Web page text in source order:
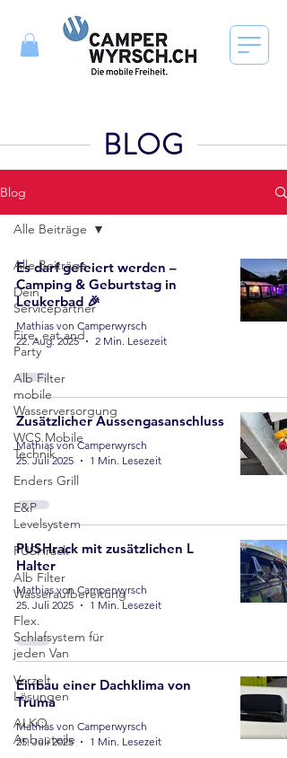
BLOG
Blog
Alle Beiträge
Dein
Servicepartner
Fire, eat and
Party
Alb Filter
mobile
Wasserversorgung
WCS Mobile
Technik
Enders Grill
E&P
Levelsystem
PUSHrack
Alb Filter
Wasseraufbereitung
Flex.
Schlafsystem für
jeden Van
Vorzelt
Lösungen
ALKO
Anbauteile
Alle Beiträge
Es darf gefeiert werden –
Camping & Geburtstag in
Leukerbad 🎉
Mathias von Camperwyrsch
22. Aug. 2025
2 Min. Lesezeit
Zusätzlicher Aussengasanschluss
Mathias von Camperwyrsch
25. Juli 2025
1 Min. Lesezeit
PUSHrack mit zusätzlichen L
Halter
Mathias von Camperwyrsch
25. Juli 2025
1 Min. Lesezeit
Einbau einer Dachklima von
Truma
Mathias von Camperwyrsch
25. Juli 2025
1 Min. Lesezeit